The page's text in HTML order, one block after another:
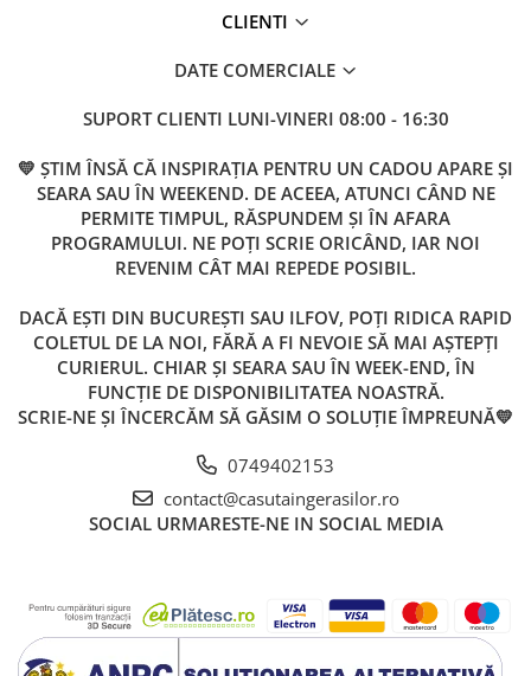
CLIENTI
DATE COMERCIALE
SUPORT CLIENTI LUNI-VINERI 08:00 - 16:30
💛 ȘTIM ÎNSĂ CĂ INSPIRAȚIA PENTRU UN CADOU APARE ȘI
SEARA SAU ÎN WEEKEND. DE ACEEA, ATUNCI CÂND NE
PERMITE TIMPUL, RĂSPUNDEM ȘI ÎN AFARA
PROGRAMULUI. NE POȚI SCRIE ORICÂND, IAR NOI
REVENIM CÂT MAI REPEDE POSIBIL.
DACĂ EȘTI DIN BUCUREȘTI SAU ILFOV, POȚI RIDICA RAPID
COLETUL DE LA NOI, FĂRĂ A FI NEVOIE SĂ MAI AȘTEPȚI
CURIERUL. CHIAR ȘI SEARA SAU ÎN WEEK-END, ÎN
FUNCȚIE DE DISPONIBILITATEA NOASTRĂ.
SCRIE-NE ȘI ÎNCERCĂM SĂ GĂSIM O SOLUȚIE ÎMPREUNĂ💛
0749402153
contact@casutaingerasilor.ro
SOCIAL URMARESTE-NE IN SOCIAL MEDIA